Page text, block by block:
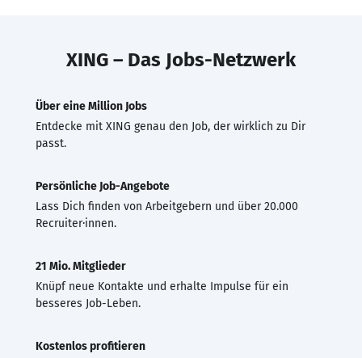
XING – Das Jobs-Netzwerk
Über eine Million Jobs
Entdecke mit XING genau den Job, der wirklich zu Dir
passt.
Persönliche Job-Angebote
Lass Dich finden von Arbeitgebern und über 20.000
Recruiter·innen.
21 Mio. Mitglieder
Knüpf neue Kontakte und erhalte Impulse für ein
besseres Job-Leben.
Kostenlos profitieren